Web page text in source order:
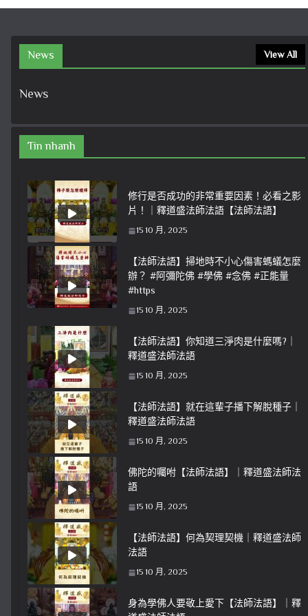
News View All
News
Tin nhanh
修行是否成功的非常重要因素！必看之影
片！｜釋道盛法師法語【法師法語】
15 10 月, 2025
【法師法語】掃地時不小心傷害螞蟻怎麼
辦？ #阿彌陀佛 #學佛 #念佛 #正能量
#https
15 10 月, 2025
【法師法語】你知道三淨肉是什麼嗎?｜
釋道盛法師法語
15 10 月, 2025
【法師法語】就在這輩子播下解脫種子｜
釋道盛法師法語
15 10 月, 2025
佛陀的囑咐【法師法語】｜釋道盛法師法
語
15 10 月, 2025
【法師法語】何為契理契機｜釋道盛法師
法語
15 10 月, 2025
身為學佛人要敬上愛下【法師法語】｜釋